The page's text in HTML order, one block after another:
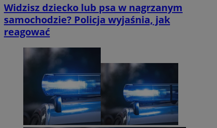
Widzisz dziecko lub psa w nagrzanym
samochodzie? Policja wyjaśnia, jak
reagować